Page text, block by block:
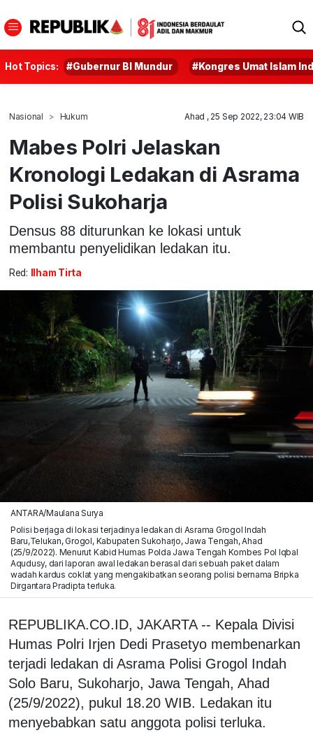
Hot Topics: #Gubernur BI Mundur #Kongres Umat Islam
Nasional Hukum Ahad , 25 Sep 2022, 23:04 WIB
Mabes Polri Jelaskan
Kronologi Ledakan di Asrama
Polisi Sukoharja
Densus 88 diturunkan ke lokasi untuk
membantu penyelidikan ledakan itu.
Red: Ilham Tirta
ANTARA/Maulana Surya
Polisi berjaga di lokasi terjadinya ledakan di Asrama Grogol Indah
Baru,Telukan, Grogol, Kabupaten Sukoharjo, Jawa Tengah, Ahad
(25/9/2022). Menurut Kabid Humas Polda Jawa Tengah Kombes Pol Iqbal
Aqudusy, dari laporan awal ledakan berasal dari sebuah paket dalam
wadah kardus coklat yang mengakibatkan seorang polisi bernama Bripka
Dirgantara Pradipta terluka.
REPUBLIKA.CO.ID, JAKARTA -- Kepala Divisi
Humas Polri Irjen Dedi Prasetyo membenarkan
terjadi ledakan di Asrama Polisi Grogol Indah
Solo Baru, Sukoharjo, Jawa Tengah, Ahad
(25/9/2022), pukul 18.20 WIB. Ledakan itu
menyebabkan satu anggota polisi terluka.